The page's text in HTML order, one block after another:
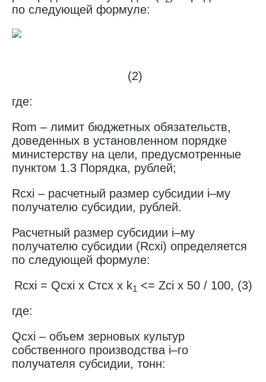
по следующей формуле:
(2)
где:
Rоm – лимит бюджетных обязательств,
доведенных в установленном порядке
министерству на цели, предусмотренные
пунктом 1.3 Порядка, рублей;
Rсхi – расчетный размер субсидии i–му
получателю субсидии, рублей.
Расчетный размер субсидии i–му
получателю субсидии (Rсхi) определяется
по следующей формуле:
Rсхi = Qсхi x Cтсx x k1 <= Zсi x 50 / 100, (3)
где:
Qсхi – объем зерновых культур
собственного производства i–го
получателя субсидии, тонн: